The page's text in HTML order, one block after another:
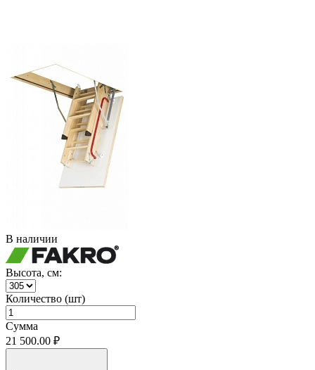
В наличии
Высота, см:
Количество (шт)
Сумма
21 500.00 ₽